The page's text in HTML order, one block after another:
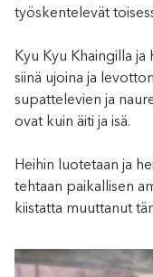
työskentelevät
Kyu Kyu Khaingilla
siinä ujoina ja
supattelevien ja
ovat kuin äiti ja isä.
Heihin luotetaan ja
tehtaan paikallisen
kiistatta muuttanut